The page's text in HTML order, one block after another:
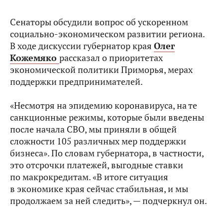
Сенаторы обсудили вопрос об ускоренном
социально-экономическом развитии региона.
В ходе дискуссии губернатор края Олег
Кожемяко рассказал о приоритетах
экономической политики Приморья, мерах
поддержки предпринимателей.
«Несмотря на эпидемию коронавируса, на те
санкционные режимы, которые были введены
после начала СВО, мы приняли в общей
сложности 105 различных мер поддержки
бизнеса». По словам губернатора, в частности,
это отсрочки платежей, выгодные ставки
по макрокредитам. «В итоге ситуация
в экономике края сейчас стабильная, и мы
продолжаем за ней следить», — подчеркнул он.